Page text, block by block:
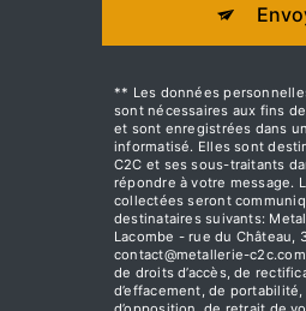
** Les données
sont nécessaires aux fins
et sont enregistrées dans
informatisé. Elles sont
C2C et ses sous-traitants
répondre à votre message.
collectées seront
destinataires suivants:
Lacombe - rue du Château,
contact@metallerie-
de droits d’accès, de
d’effacement, de portabilité,